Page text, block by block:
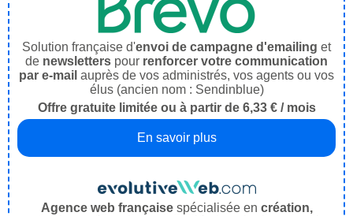
Solution française d'envoi de campagne d'emailing et
de newsletters pour renforcer votre communication
par e-mail auprès de vos administrés, vos agents ou vos
élus (ancien nom : Sendinblue)
Offre gratuite limitée ou à partir de 6,33 € / mois
En savoir plus
Agence web françaisespécialisée en création,